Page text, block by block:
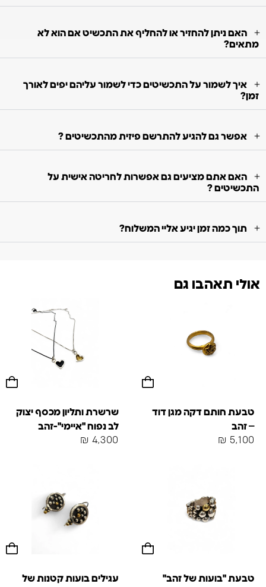
האם ניתן להחזיר או להחליף את התכשיט אם הוא לא
מתאים?
איך לשמור על התכשיטים כדי לשמור עליהם יפים לאורך
זמן?
אפשר גם להגיע להתרשם פיזית מהתכשיטים ?
האם אתם מציעים גם אפשרות לחריטה אישית על
התכשיטים ?
תוך כמה זמן יגיע אליי המשלוח?
אולי תאהבו גם
טבעת חותם דקה מגן דוד
– זהב
₪ 5,100
שרשרת ותליון מכסף יצוק
לב נפוח "איימי"-זהב
₪ 4,300
טבעת "בועות של זהב"
עגילים בועות קטנות של